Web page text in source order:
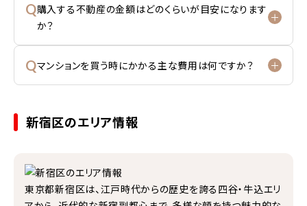
Q購入する不動産の金額はどのくらいが目安になります
か？
Qマンションを買う時にかかる主な費用は何ですか？
新宿区のエリア情報
東京都新宿区は、江戸時代からの歴史を誇る四谷・牛込エリ